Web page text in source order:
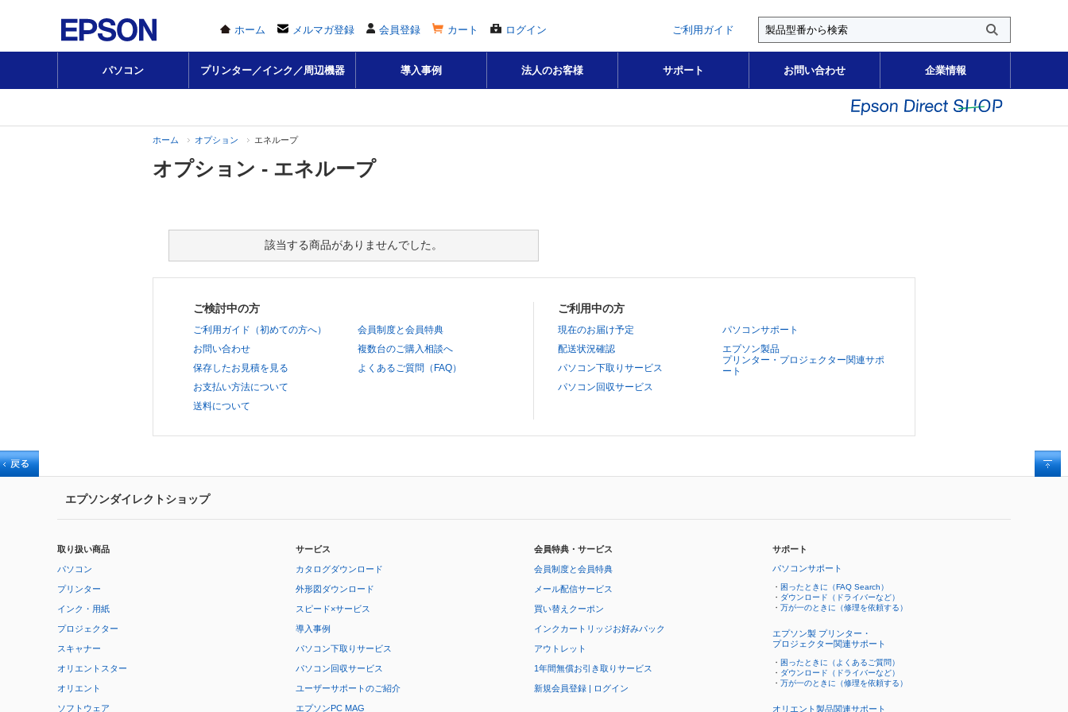
ホーム メルマガ登録 会員登録 カート ログイン ご利用ガイド
パソコン プリンター／インク／周辺機器 導入事例 法人のお客様 サポート お問い合わせ 企業情報
ホーム オプション エネループ
オプション - エネループ
該当する商品がありませんでした。
ご検討中の方
ご利用ガイド（初めての方へ）
お問い合わせ
保存したお見積を見る
お支払い方法について
送料について
会員制度と会員特典
複数台のご購入相談へ
よくあるご質問（FAQ）
ご利用中の方
現在のお届け予定
配送状況確認
パソコン下取りサービス
パソコン回収サービス
パソコンサポート
エプソン製品
プリンター・プロジェクター関連サポ
ート
エプソンダイレクトショップ
取り扱い商品
パソコン
プリンター
インク・用紙
プロジェクター
スキャナー
オリエントスター
オリエント
ソフトウェア
サービス
カタログダウンロード
外形図ダウンロード
スピード×サービス
導入事例
パソコン下取りサービス
パソコン回収サービス
ユーザーサポートのご紹介
エプソンPC MAG
会員特典・サービス
会員制度と会員特典
メール配信サービス
買い替えクーポン
インクカートリッジお好みパック
アウトレット
1年間無償お引き取りサービス
新規会員登録 | ログイン
サポート
パソコンサポート
・ 困ったときに（FAQ Search）
・ ダウンロード（ドライバーなど）
・ 万が一のときに（修理を依頼する）
エプソン製 プリンター・
プロジェクター関連サポート
・ 困ったときに（よくあるご質問）
・ ダウンロード（ドライバーなど）
・ 万が一のときに（修理を依頼する）
オリエント製品関連サポート